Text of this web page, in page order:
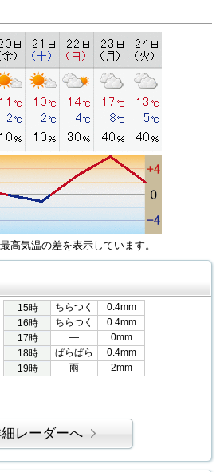
高気温の差を表示しています。
15時 ちらつく
0.4mm
16時
ちらつく
0.4mm
17時
―
0mm
18時
ぱらぱら
0.4mm
19時
雨 2mm
レーダーへ